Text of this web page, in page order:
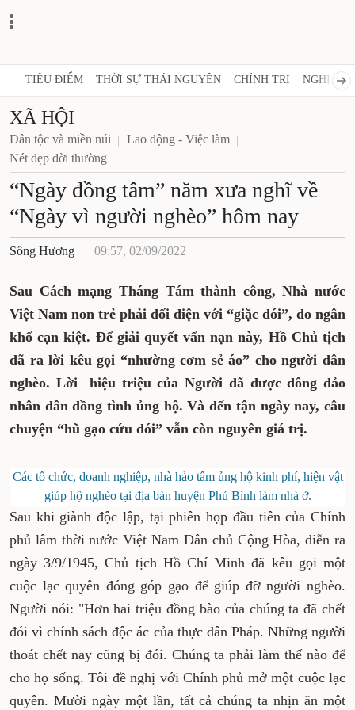
TIÊU ĐIỂM THỜI SỰ THÁI NGUYÊN CHÍNH TRỊ NGHỊ
XÃ HỘI
Dân tộc và miền núi
Lao động - Việc làm
Nét đẹp đời thường
“Ngày đồng tâm” năm xưa nghĩ về
“Ngày vì người nghèo” hôm nay
Sông Hương 09:57, 02/09/2022
Sau Cách mạng Tháng Tám thành công, Nhà nước
Việt Nam non trẻ phải đối diện với “giặc đói”, do ngân
khố cạn kiệt. Để giải quyết vấn nạn này, Hồ Chủ tịch
đã ra lời kêu gọi “nhường cơm sẻ áo” cho người dân
nghèo. Lời hiệu triệu của Người đã được đông đảo
nhân dân đồng tình ủng hộ. Và đến tận ngày nay, câu
chuyện “hũ gạo cứu đói” vẫn còn nguyên giá trị.
Các tổ chức, doanh nghiệp, nhà hảo tâm ủng hộ kinh phí, hiện vật
giúp hộ nghèo tại địa bàn huyện Phú Bình làm nhà ở.
Sau khi giành độc lập, tại phiên họp đầu tiên của Chính
phủ lâm thời nước Việt Nam Dân chủ Cộng Hòa, diễn ra
ngày 3/9/1945, Chủ tịch Hồ Chí Minh đã kêu gọi một
cuộc lạc quyên đóng góp gạo để giúp đỡ người nghèo.
Người nói: "Hơn hai triệu đồng bào của chúng ta đã chết
đói vì chính sách độc ác của thực dân Pháp. Những người
thoát chết nay cũng bị đói. Chúng ta phải làm thế nào để
cho họ sống. Tôi đề nghị với Chính phủ mở một cuộc lạc
quyên. Mười ngày một lần, tất cả chúng ta nhịn ăn một